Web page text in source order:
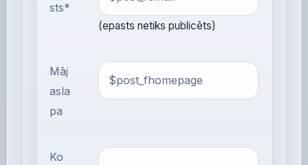
sts*
(epasts netiks publicēts)
Māj
asla
pa
Ko